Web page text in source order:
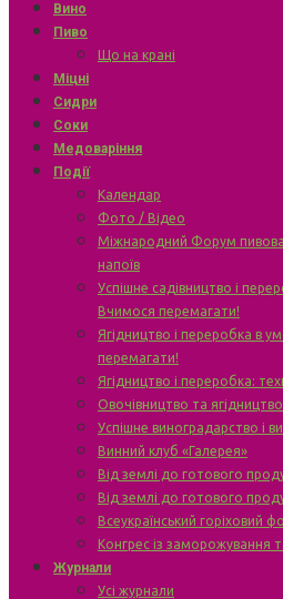
Вино
Пиво
Що на крані
Міцні
Сидри
Соки
Медоваріння
Події
Календар
Фото / Відео
Міжнародний Форум
напоїв
Успішне садівництво і
Вчимося перемагати!
Ягідництво і переробка в
перемагати!
Ягідництво і переробка:
Овочівництво та
Успішне виноградарство і
Винний клуб «Галерея»
Від землі до готового
Від землі до готового
Всеукраїнський горіховий
Конгрес із заморожування
Журнали
Усі журнали